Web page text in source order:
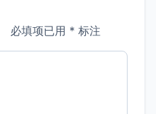
必填项已用 * 标注